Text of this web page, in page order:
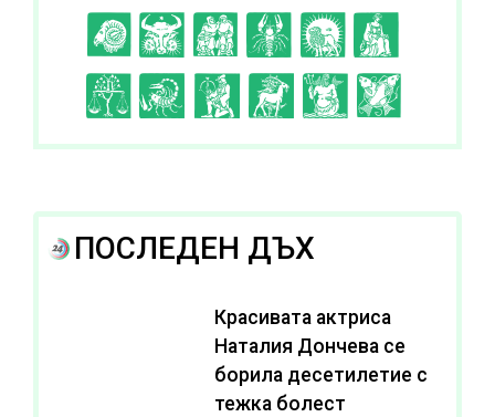
C D EFGH
I J K L A B
ПОСЛЕДЕН ДЪХ
Красивата актриса
Наталия Дончева се
борила десетилетие с
тежка болест